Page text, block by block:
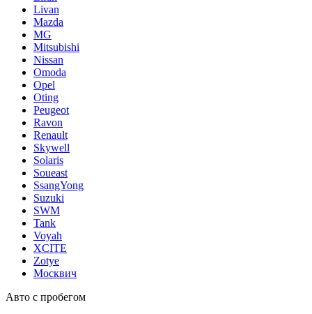
Livan
Mazda
MG
Mitsubishi
Nissan
Omoda
Opel
Oting
Peugeot
Ravon
Renault
Skywell
Solaris
Soueast
SsangYong
Suzuki
SWM
Tank
Voyah
XCITE
Zotye
Москвич
Авто с пробегом